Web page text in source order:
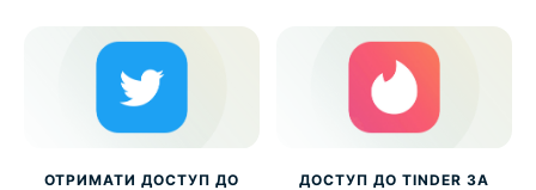
ОТРИМАТИ ДОСТУП ДО
ДОСТУП ДО TINDER ЗА